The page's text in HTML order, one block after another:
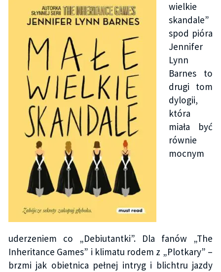
wielkie
skandale”
spod pióra
Jennifer
Lynn
Barnes to
drugi tom
dylogii,
która
miała być
równie
mocnym
uderzeniem co „Debiutantki”. Dla fanów „The
Inheritance Games” i klimatu rodem z „Plotkary” –
brzmi jak obietnica pełnej intryg i blichtru jazdy